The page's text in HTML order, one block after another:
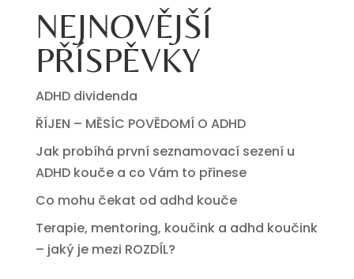
NEJNOVĚJŠÍ
PŘÍSPĚVKY
ADHD dividenda
ŘÍJEN – MĚSÍC POVĚDOMÍ O ADHD
Jak probíhá první seznamovací sezení u
ADHD kouče a co Vám to přinese
Co mohu čekat od adhd kouče
Terapie, mentoring, koučink a adhd koučink
– jaký je mezi ROZDÍL?